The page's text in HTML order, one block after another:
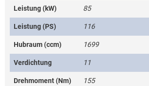
Leistung (kW) 85
Leistung (PS) 116
Hubraum (ccm) 1699
Verdichtung 11
Drehmoment (Nm) 155